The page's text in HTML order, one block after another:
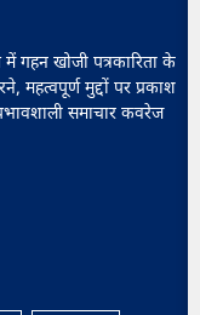
गहन खोजी पत्रकारिता के
महत्वपूर्ण मुद्दों पर प्रकाश
समाचार कवरेज